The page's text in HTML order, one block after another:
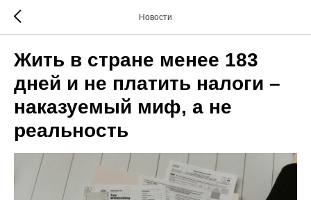
Новости
Жить в стране менее 183
дней и не платить налоги –
наказуемый миф, а не
реальность